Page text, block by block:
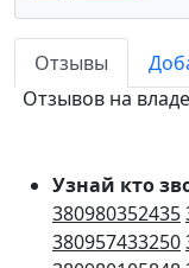
Отзывы
Отзывов на
Узнай кто
380980352435
380957433250